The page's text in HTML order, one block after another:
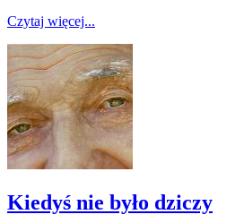
Czytaj więcej...
Kiedyś nie było dziczy